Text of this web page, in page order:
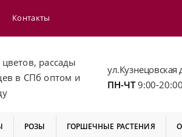
Контакты
рассады
в СПб оптом и
ПН-ЧТ9:00-20:00
РОЗЫ ГОРШЕЧНЫЕ РАСТЕНИЯ